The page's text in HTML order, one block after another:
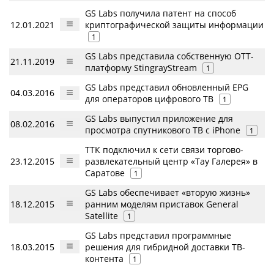
12.01.2021
GS Labs получила патент на способ
криптографической защиты информации
1
21.11.2019
GS Labs представила собственную OTT-
платформу StingrayStream
1
04.03.2016
GS Labs представил обновленный EPG
для операторов цифрового ТВ
1
08.02.2016
GS Labs выпустил приложение для
просмотра спутникового ТВ с iPhone
1
23.12.2015
ТТК подключил к сети связи торгово-
развлекательный центр «Тау Галерея» в
Саратове
1
18.12.2015
GS Labs обеспечивает «вторую жизнь»
ранним моделям приставок General
Satellite
1
18.03.2015
GS Labs представил программные
решения для гибридной доставки ТВ-
контента
1